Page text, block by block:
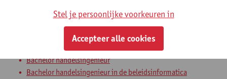
Econometrie en multivariate statistiek
Bachelor in de sociologie
Bachelor handelsingenieur
Bachelor handelsingenieur in de beleidsinformatica
Stel je persoonlijke voorkeuren in
Accepteer alle cookies